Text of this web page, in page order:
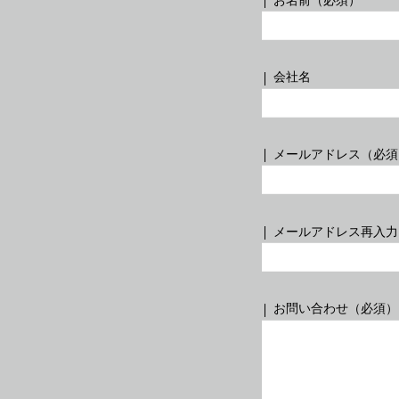
210.七人の集い
1991年
油彩 F150
会社名
メールアドレス（必須
メールアドレス再入力
お問い合わせ（必須）